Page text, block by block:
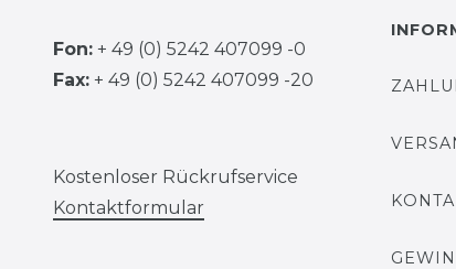
Fon: + 49 (0) 5242 407099 -0
Fax: + 49 (0) 5242 407099 -20
Kostenloser Rückrufservice
Kontaktformular